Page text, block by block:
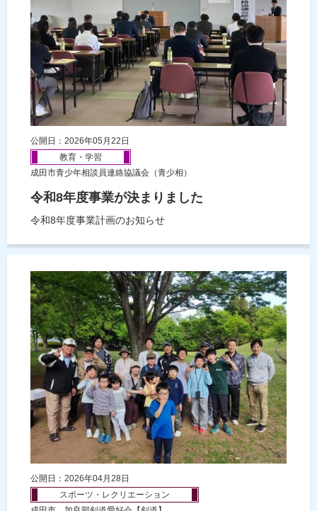
公開日：2026年05月22日
教育・学習
成田市青少年相談員連絡協議会（青少相）
令和8年度事業が決まりました
令和8年度事業計画のお知らせ
公開日：2026年04月28日
スポーツ・レクリエーション